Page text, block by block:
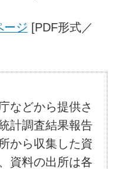
ージ [PDF形式／
などから提供さ
計調査結果報告
から収集した資
資料の出所は各